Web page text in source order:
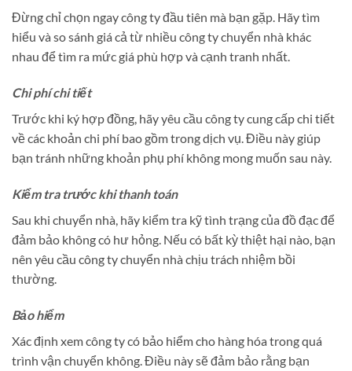
Đừng chỉ chọn ngay công ty đầu tiên mà bạn gặp. Hãy tìm
hiểu và so sánh giá cả từ nhiều công ty chuyển nhà khác
nhau để tìm ra mức giá phù hợp và cạnh tranh nhất.
Chi phí chi tiết
Trước khi ký hợp đồng, hãy yêu cầu công ty cung cấp chi tiết
về các khoản chi phí bao gồm trong dịch vụ. Điều này giúp
bạn tránh những khoản phụ phí không mong muốn sau này.
Kiểm tra trước khi thanh toán
Sau khi chuyển nhà, hãy kiểm tra kỹ tình trạng của đồ đạc để
đảm bảo không có hư hỏng. Nếu có bất kỳ thiệt hại nào, bạn
nên yêu cầu công ty chuyển nhà chịu trách nhiệm bồi
thường.
Bảo hiểm
Xác định xem công ty có bảo hiểm cho hàng hóa trong quá
trình vận chuyển không. Điều này sẽ đảm bảo rằng bạn